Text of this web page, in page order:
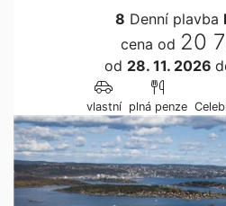
8 Denní plavba
cena od 20
od 28. 11. 2026
vlastní plná penze